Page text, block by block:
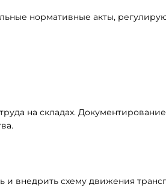
нормативные акты,
на складах. Документирование
и внедрить схему движения